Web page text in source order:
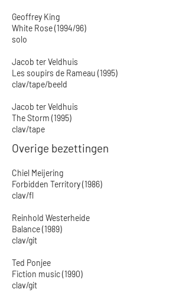
Geoffrey King
White Rose (1994/96)
solo
Jacob ter Veldhuis
Les soupirs de Rameau (1995)
clav/tape/beeld
Jacob ter Veldhuis
The Storm (1995)
clav/tape
Overige bezettingen
Chiel Meijering
Forbidden Territory (1986)
clav/fl
Reinhold Westerheide
Balance (1989)
clav/git
Ted Ponjee
Fiction music (1990)
clav/git